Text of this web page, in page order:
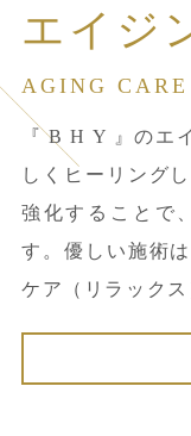
エイジ
AGING CARE
『 B H Y 』のエ
しくヒーリング
強化することで
す。優しい施術
ケア（リラックス